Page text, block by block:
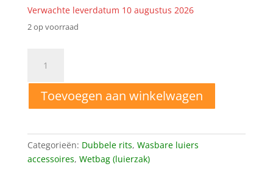
Verwachte leverdatum 10 augustus 2026
2 op voorraad
Wetbag
uien/legergroen
aantal
Toevoegen aan winkelwagen
Categorieën: Dubbele rits, Wasbare luiers
accessoires, Wetbag (luierzak)